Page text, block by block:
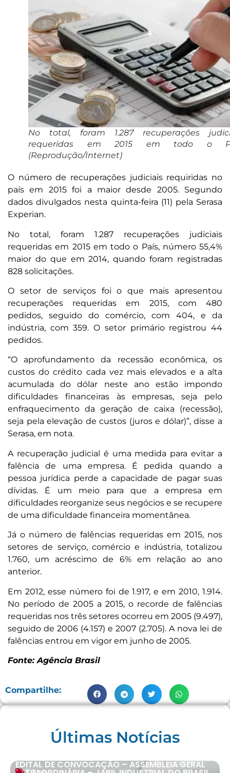
No total, foram 1.287 recuperações
requeridas em 2015 em todo o
(Reprodução/Internet)
O número de recuperações judiciais requiridas no
país em 2015 foi a maior desde 2005. Segundo
dados divulgados nesta quinta-feira (11) pela Serasa
Experian.
No total, foram 1.287 recuperações judiciais
requeridas em 2015 em todo o País, número 55,4%
maior do que em 2014, quando foram registradas
828 solicitações.
O setor de serviços foi o que mais apresentou
recuperações requeridas em 2015, com 480
pedidos, seguido do comércio, com 404, e da
indústria, com 359. O setor primário registrou 44
pedidos.
“O aprofundamento da recessão econômica, os
custos do crédito cada vez mais elevados e a alta
acumulada do dólar neste ano estão impondo
dificuldades financeiras às empresas, seja pelo
enfraquecimento da geração de caixa (recessão),
seja pela elevação de custos (juros e dólar)”, disse a
Serasa, em nota.
A recuperação judicial é uma medida para evitar a
falência de uma empresa. É pedida quando a
pessoa jurídica perde a capacidade de pagar suas
dívidas. É um meio para que a empresa em
dificuldades reorganize seus negócios e se recupere
de uma dificuldade financeira momentânea.
Já o número de falências requeridas em 2015, nos
setores de serviço, comércio e indústria, totalizou
1.760, um acréscimo de 6% em relação ao ano
anterior.
Em 2012, esse número foi de 1.917, e em 2010, 1.914.
No período de 2005 a 2015, o recorde de falências
requeridas nos três setores ocorreu em 2005 (9.497),
seguido de 2006 (4.157) e 2007 (2.705). A nova lei de
falências entrou em vigor em junho de 2005.
Fonte: Agência Brasil
Compartilhe:
Últimas Notícias
EDITAL DE CONVOCAÇÃO – ASSEMBLEIA GERAL